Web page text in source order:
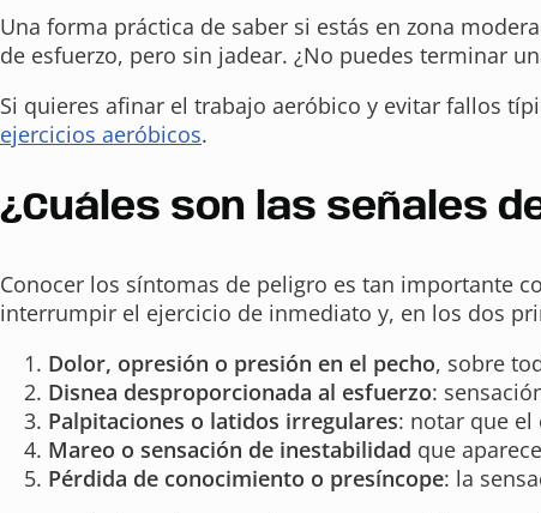
Una forma práctica de saber si estás en zona
de esfuerzo, pero sin jadear. ¿No puedes terminar
Si quieres afinar el trabajo aeróbico y evitar fallos
ejercicios aeróbicos.
¿Cuáles son las señales
Conocer los síntomas de peligro es tan importante
interrumpir el ejercicio de inmediato y, en los dos
Dolor, opresión o presión en el pecho, sobre
Disnea desproporcionada al esfuerzo:
Palpitaciones o latidos irregulares: notar que
Mareo o sensación de inestabilidad que
Pérdida de conocimiento o presíncope: la